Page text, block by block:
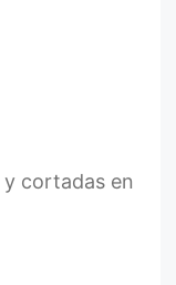
y cortadas en